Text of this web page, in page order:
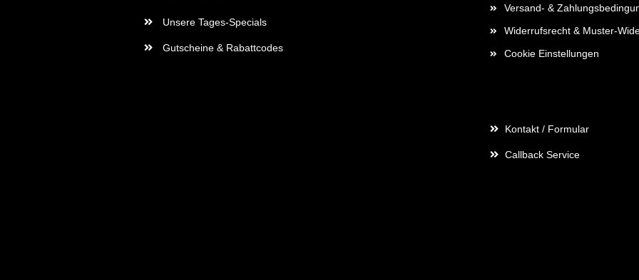
Unsere Tages-Specials
Gutscheine & Rabattcodes
Versand- &
Widerrufsrecht & Muster-
Cookie Einstellungen
Kontakt / Formular
Callback Service